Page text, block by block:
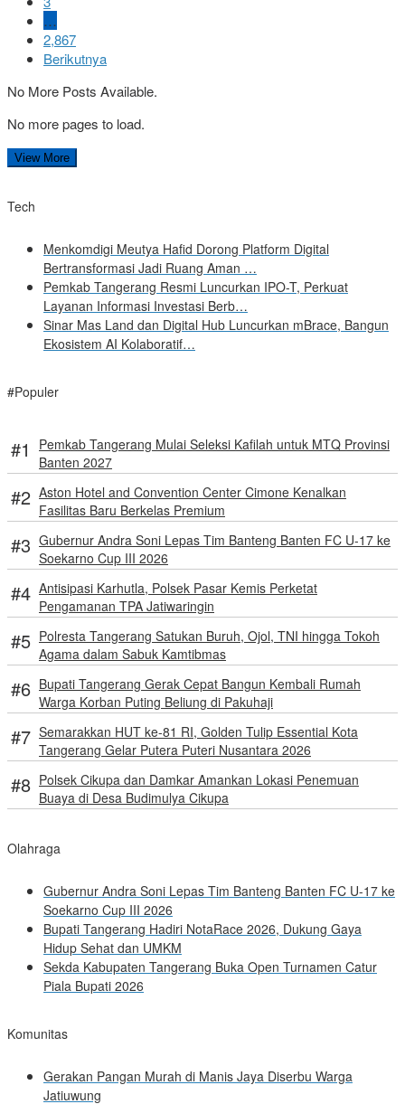
…
2,867
Berikutnya
No More Posts Available.
No more pages to load.
View More
Tech
Menkomdigi Meutya Hafid Dorong Platform Digital
Bertransformasi Jadi Ruang Aman …
Pemkab Tangerang Resmi Luncurkan IPO-T, Perkuat
Layanan Informasi Investasi Berb…
Sinar Mas Land dan Digital Hub Luncurkan mBrace, Bangun
Ekosistem AI Kolaboratif…
#Populer
Pemkab Tangerang Mulai Seleksi Kafilah untuk MTQ Provinsi
Banten 2027
Aston Hotel and Convention Center Cimone Kenalkan
Fasilitas Baru Berkelas Premium
Gubernur Andra Soni Lepas Tim Banteng Banten FC U-17 ke
Soekarno Cup III 2026
Antisipasi Karhutla, Polsek Pasar Kemis Perketat
Pengamanan TPA Jatiwaringin
Polresta Tangerang Satukan Buruh, Ojol, TNI hingga Tokoh
Agama dalam Sabuk Kamtibmas
Bupati Tangerang Gerak Cepat Bangun Kembali Rumah
Warga Korban Puting Beliung di Pakuhaji
Semarakkan HUT ke-81 RI, Golden Tulip Essential Kota
Tangerang Gelar Putera Puteri Nusantara 2026
Polsek Cikupa dan Damkar Amankan Lokasi Penemuan
Buaya di Desa Budimulya Cikupa
Olahraga
Gubernur Andra Soni Lepas Tim Banteng Banten FC U-17 ke
Soekarno Cup III 2026
Bupati Tangerang Hadiri NotaRace 2026, Dukung Gaya
Hidup Sehat dan UMKM
Sekda Kabupaten Tangerang Buka Open Turnamen Catur
Piala Bupati 2026
Komunitas
Gerakan Pangan Murah di Manis Jaya Diserbu Warga
Jatiuwung